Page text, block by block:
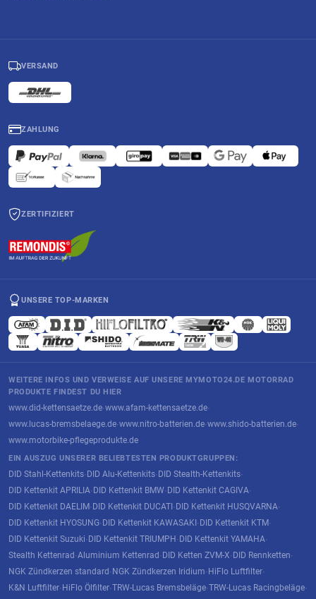
VERSAND
ZAHLUNG
ZERTIFIZIERT
UNSERE TOP-MARKEN
WEITERE INFOS UND VERWEISE AUF UNSERE MYMOTO24.DE MOTORRAD
PRODUKTE FINDEST DU HIER
www.did-kettensaetze.de·www.afam-kettensaetze.de·
www.lucas-bremsbelaege.de·www.nitro-batterien.de·www.shido-batterien.de·
www.motorbike-pflegeprodukte.de
EIN AUSZUG UNSERER BELIEBTESTEN PRODUKTGRUPPEN:
DID Stahl-Kettenkits· DID Alu-Kettenkits· DID Stealth-Kettenkits·
DID Kettenkit APRILIA· DID Kettenkit BMW· DID Kettenkit CAGIVA·
DID Kettenkit DAELIM· DID Kettenkit DUCATI· DID Kettenkit HUSQVARNA·
DID Kettenkit HYOSUNG· DID Kettenkit KAWASAKI· DID Kettenkit KTM·
DID Kettenkit Suzuki· DID Kettenkit TRIUMPH· DID Kettenkit YAMAHA·
Stealth Kettenrad·Aluminium Kettenrad· DID Ketten ZVM-X· DID Rennketten·
NGK Zündkerzen standard· NGK Zündkerzen Iridium· HiFlo Luftfilter·
K&N Luftfilter· HiFlo Ölfilter·TRW-Lucas Bremsbeläge·TRW-Lucas Racingbeläge·